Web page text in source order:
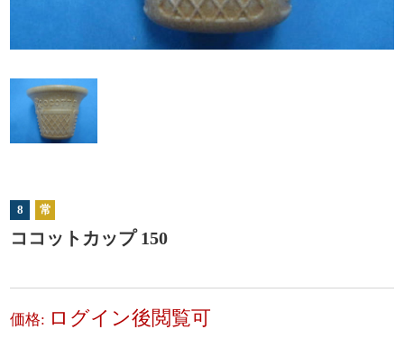
8 常
ココットカップ 150
価格: ログイン後閲覧可